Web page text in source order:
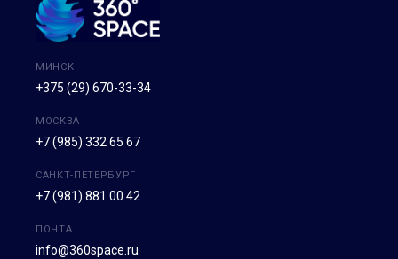
МИНСК
+375 (29) 670-33-34
МОСКВА
+7 (985) 332 65 67
САНКТ-ПЕТЕРБУРГ
+7 (981) 881 00 42
ПОЧТА
info@360space.ru